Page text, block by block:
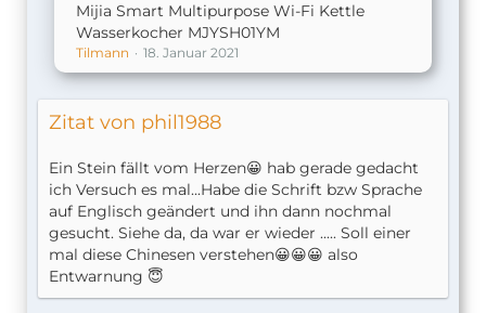
Mijia Smart Multipurpose Wi-Fi Kettle
Wasserkocher MJYSH01YM
Tilmann 18. Januar 2021
Zitat von phil1988
Ein Stein fällt vom Herzen😀 hab gerade gedacht
ich Versuch es mal...Habe die Schrift bzw Sprache
auf Englisch geändert und ihn dann nochmal
gesucht. Siehe da, da war er wieder ..... Soll einer
mal diese Chinesen verstehen😀😀😀 also
Entwarnung 😇